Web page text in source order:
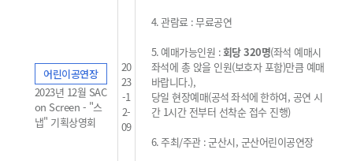
어린이공연장
2023년 12월 SAC
on Screen - "스
냅" 기획상영회
20
23
-1
2-
09
4.관람료 :무료공연
5. 예매가능인원 :회당 320명(좌석 예매시
좌석에 총 앉을 인원(보호자 포함)만큼 예매
바랍니다.),
당일 현장예매(공석좌석에한하여, 공연 시
간 1시간 전부터 선착순 접수 진행)
6.주최/주관 :군산시, 군산어린이공연장